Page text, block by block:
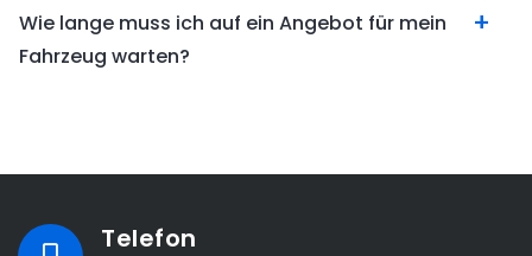
Wie lange muss ich auf ein Angebot für mein
Fahrzeug warten?
Telefon